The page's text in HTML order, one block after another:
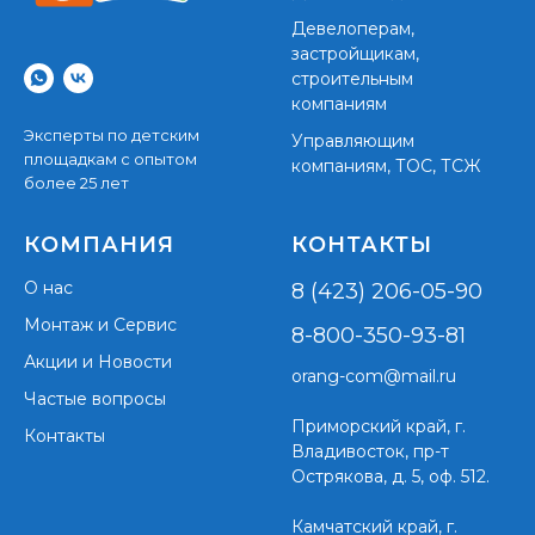
Эксперты по детским
площадкам с опытом
более 25 лет
Девелоперам,
застройщикам,
строительным
компаниям
Управляющим
компаниям, ТОС, ТСЖ
КОМПАНИЯ
О нас
Монтаж и Сервис
Акции и Новости
Частые вопросы
Контакты
КОНТАКТЫ
8 (423) 206-05-90
8-800-350-93-81
orang-com@mail.ru
Приморский край, г.
Владивосток, пр-т
Острякова, д. 5, оф. 512.
Камчатский край, г.